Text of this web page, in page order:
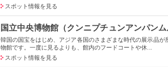
スポット情報を見る
国立中央博物館（クンニプチュンアンパンム
韓国の国宝をはじめ、アジア各国のさまざまな時代の展示品
物館です。一度に見るよりも、館内のフードコートや休...
スポット情報を見る